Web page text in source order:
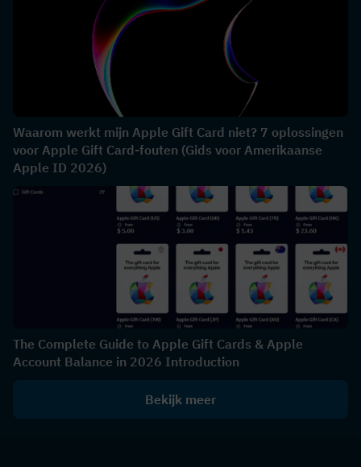
Waarom werkt mijn Apple Gift Card niet? 7 oplossingen
voor Apple Gift Card-fouten (Gids voor Amerikaanse
Apple ID 2026)
The Complete Guide to Apple Gift Cards & Apple
Account Balance in 2026 Introduction
Bekijk meer